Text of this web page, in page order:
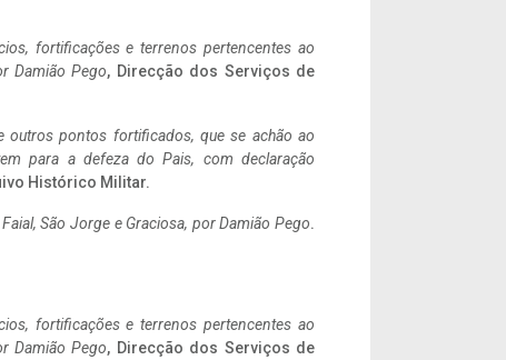
fortificações e terrenos pertencentes ao
Damião Pego, Direcção dos Serviços de
outros pontos fortificados, que se achão ao
para a defeza do Pais, com declaração
Histórico Militar.
São Jorge e Graciosa, por Damião Pego.
fortificações e terrenos pertencentes ao
Damião Pego, Direcção dos Serviços de